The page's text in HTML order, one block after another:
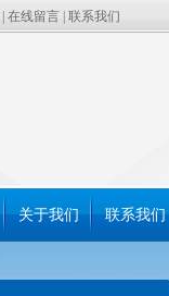
在线留言 联系我们
关于我们 联系我们